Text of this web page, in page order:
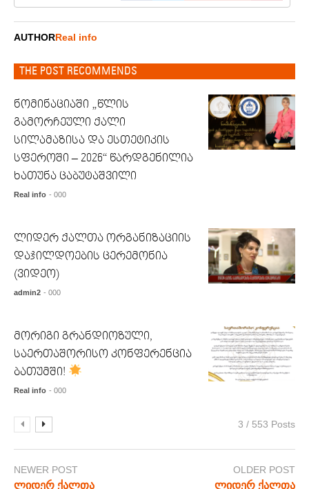
AUTHOR Real info
THE POST RECOMMENDS
ნომინაციაში „წლის
გამორჩეული ქალი
სილამაზისა და ესთეტიკის
სფეროში – 2026“ წარდგენილია
ხათუნა ცაბუტაშვილი
Real info - 000
ლიდერ ქალთა ორგანიზაციის
დაჯილდოების ცერემონია
(ვიდეო)
admin2 - 000
მორიგი გრანდიოზული,
საერთაშორისო კონფერენცია
ბათუმში!
Real info - 000
3 / 553 Posts
NEWER POST
ლიდერ ქალთა
OLDER POST
ლიდერ ქალთა